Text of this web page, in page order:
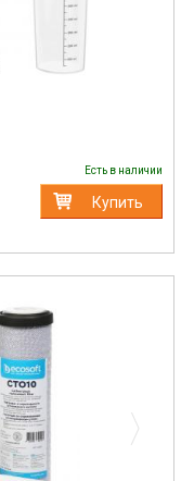
Есть в наличии
Купить